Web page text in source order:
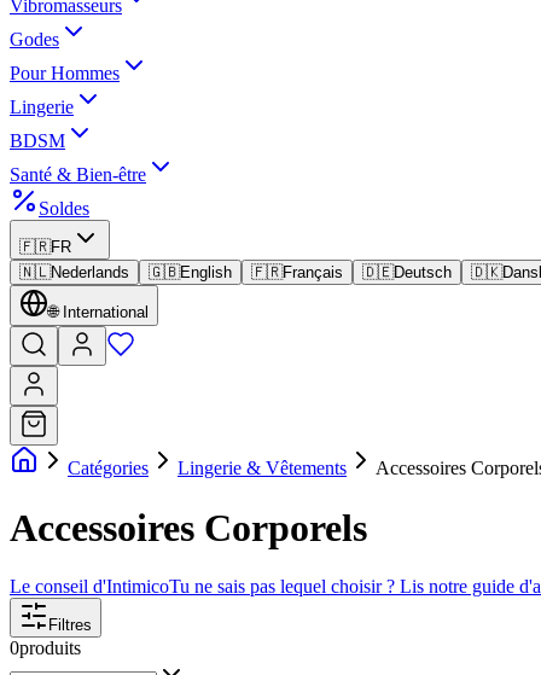
Vibromasseurs
Godes
Pour Hommes
Lingerie
BDSM
Santé & Bien-être
Soldes
🇫🇷FR
🇳🇱Nederlands 🇬🇧English 🇫🇷Français 🇩🇪Deutsch 🇩🇰
🌐 International
Catégories Lingerie & Vêtements Accessoires
Accessoires Corporels
Le conseil d'IntimicoTu ne sais pas lequel choisir ? Lis notre guide
Filtres
0produits